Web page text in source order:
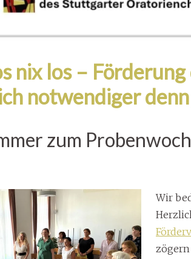
nix los –
notwendiger
zum
Wir